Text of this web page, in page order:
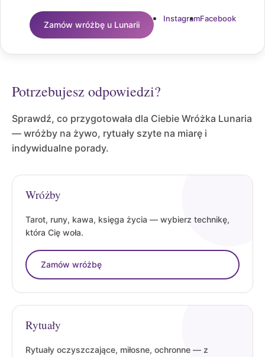
Zamów wróżbę u Lunarii
InstagramFacebook
Potrzebujesz odpowiedzi?
Sprawdź, co przygotowała dla Ciebie Wróżka Lunaria
— wróżby na żywo, rytuały szyte na miarę i
indywidualne porady.
Wróżby
Tarot, runy, kawa, księga życia — wybierz technikę,
która Cię woła.
Zamów wróżbę
Rytuały
Rytuały oczyszczające, miłosne, ochronne — z